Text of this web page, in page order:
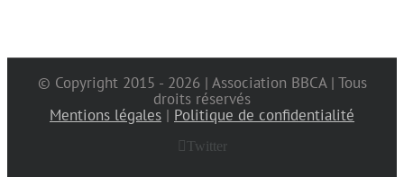
© Copyright 2015 - 2026 | Association BBCA | Tous
droits réservés
Mentions légales | Politique de confidentialité
Twitter